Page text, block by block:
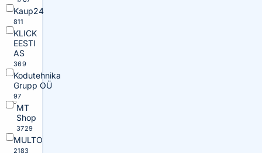
Kaup24
811
KLICK
EESTI
AS
369
Kodutehnika
Grupp OÜ
97
MT
Shop
3729
MULTO
2183